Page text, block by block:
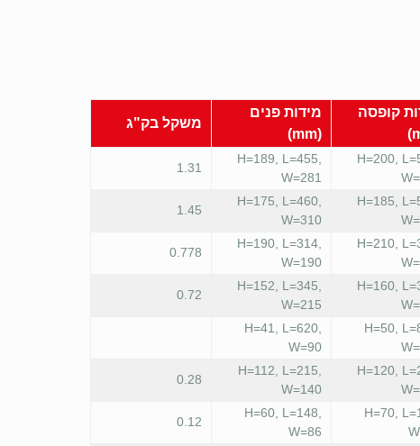
קופסה
מידות פנים
(mm)
משקל בק"ג
H=200,
H=189, L=455,
W=281
1.31
H=185,
H=175, L=460,
W=310
1.45
H=210,
H=190, L=314,
W=190
0.778
H=160,
H=152, L=345,
W=215
0.72
H=50,
H=41, L=620,
W=90
H=120,
H=112, L=215,
W=140
0.28
H=70,
H=60, L=148,
W=86
0.12